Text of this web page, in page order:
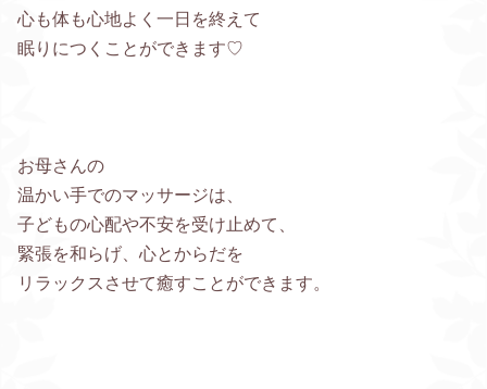
心も体も心地よく一日を終えて
眠りにつくことができます♡
お母さんの
温かい手でのマッサージは、
子どもの心配や不安を受け止めて、
緊張を和らげ、心とからだを
リラックスさせて癒すことができます。